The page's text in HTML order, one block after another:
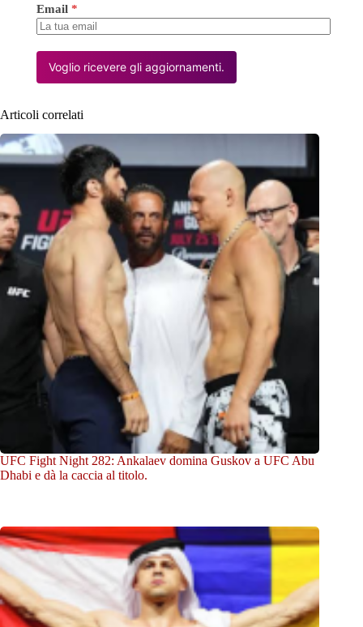
Email *
Voglio ricevere gli aggiornamenti.
Articoli correlati
UFC Fight Night 282: Ankalaev domina Guskov a UFC Abu
Dhabi e dà la caccia al titolo.